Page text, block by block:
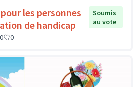
les personnes
de handicap
Soumis
au vote
0 0